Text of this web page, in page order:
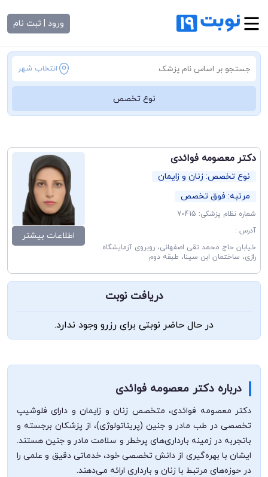
ورود | ثبت نام
انتخاب شهر
نوع تخصص
دکتر معصومه فوائدی
نوع تخصص: زنان و زایمان
مرتبه: فوق تخصص
شماره نظام پزشکی: 70415
آدرس :
خیابان حاج محمد تقی اصفهانی، روبروی آزمایشگاه
رازی، ساختمان ابن سینا، طبقه دوم
اطلاعات بیشتر
دریافت نوبت
در حال حاضر نوبتی برای رزرو وجود ندارد.
درباره دکتر معصومه فوائدی
دکتر معصومه فوائدی، متخصص زنان و زایمان و دارای فلوشیپ
تخصصی در طب مادر و جنین (پریناتولوژی)، از پزشکان برجسته و
باتجربه در زمینه بارداری‌های پرخطر و سلامت مادر و جنین هستند.
ایشان با بهره‌گیری از دانش تخصصی خود، خدماتی دقیق و علمی را
در حوزه‌های مرتبط با زنان و بارداری ارائه می‌دهند.